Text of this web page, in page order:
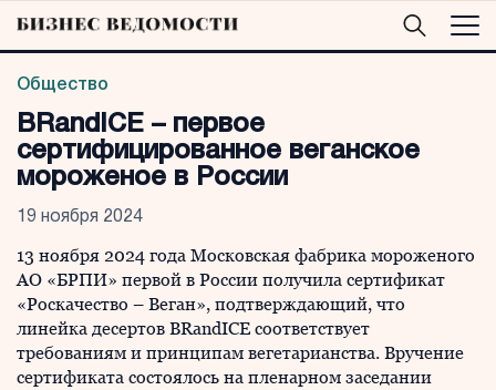
Общество
BRandICE – первое
сертифицированное веганское
мороженое в России
19 ноября 2024
13 ноября 2024 года Московская фабрика мороженого
АО «БРПИ» первой в России получила сертификат
«Роскачество – Веган», подтверждающий, что
линейка десертов BRandICE соответствует
требованиям и принципам вегетарианства. Вручение
сертификата состоялось на пленарном заседании